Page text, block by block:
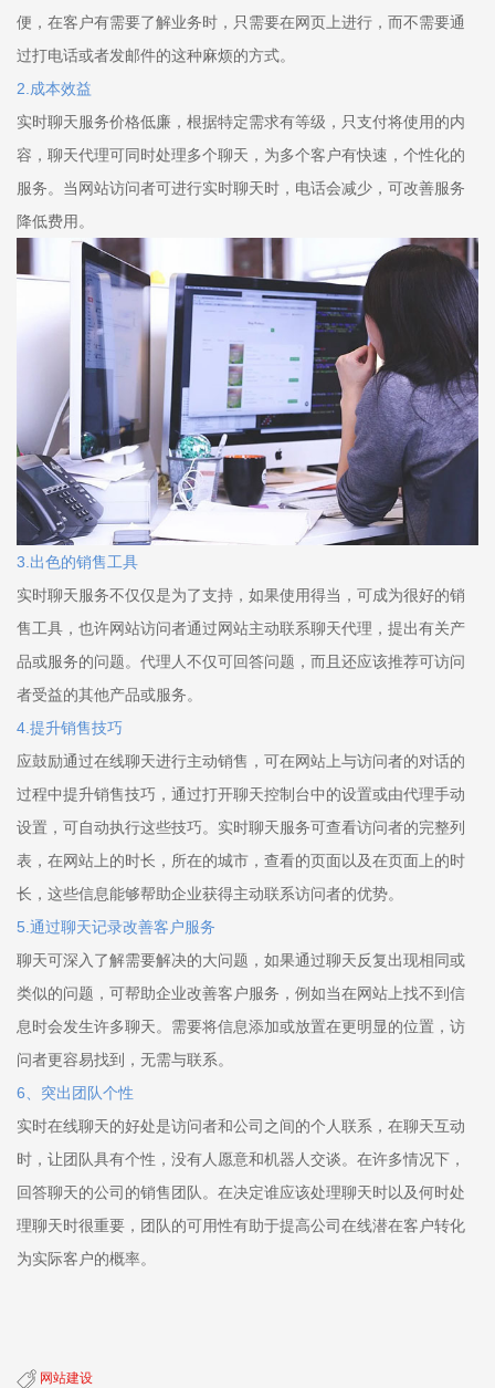
便，在客户有需要了解业务时，只需要在网页上进行，而不需要通
过打电话或者发邮件的这种麻烦的方式。
2.成本效益
实时聊天服务价格低廉，根据特定需求有等级，只支付将使用的内
容，聊天代理可同时处理多个聊天，为多个客户有快速，个性化的
服务。当网站访问者可进行实时聊天时，电话会减少，可改善服务
降低费用。
3.出色的销售工具
实时聊天服务不仅仅是为了支持，如果使用得当，可成为很好的销
售工具，也许网站访问者通过网站主动联系聊天代理，提出有关产
品或服务的问题。代理人不仅可回答问题，而且还应该推荐可访问
者受益的其他产品或服务。
4.提升销售技巧
应鼓励通过在线聊天进行主动销售，可在网站上与访问者的对话的
过程中提升销售技巧，通过打开聊天控制台中的设置或由代理手动
设置，可自动执行这些技巧。实时聊天服务可查看访问者的完整列
表，在网站上的时长，所在的城市，查看的页面以及在页面上的时
长，这些信息能够帮助企业获得主动联系访问者的优势。
5.通过聊天记录改善客户服务
聊天可深入了解需要解决的大问题，如果通过聊天反复出现相同或
类似的问题，可帮助企业改善客户服务，例如当在网站上找不到信
息时会发生许多聊天。需要将信息添加或放置在更明显的位置，访
问者更容易找到，无需与联系。
6、突出团队个性
实时在线聊天的好处是访问者和公司之间的个人联系，在聊天互动
时，让团队具有个性，没有人愿意和机器人交谈。在许多情况下，
回答聊天的公司的销售团队。在决定谁应该处理聊天时以及何时处
理聊天时很重要，团队的可用性有助于提高公司在线潜在客户转化
为实际客户的概率。
网站建设